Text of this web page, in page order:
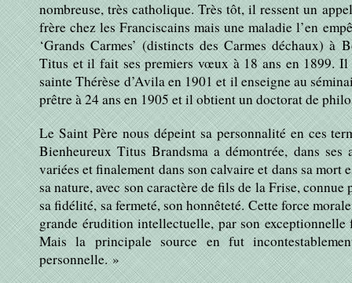
nombreuse, très catholique. Très tôt, il ressent un
frère chez les Franciscains mais une maladie l’en
‘Grands Carmes’ (distincts des Carmes déchaux)
Titus et il fait ses premiers vœux à 18 ans en 1899.
sainte Thérèse d’Avila en 1901 et il enseigne au
prêtre à 24 ans en 1905 et il obtient un doctorat de
Le Saint Père nous dépeint sa personnalité en ces
Bienheureux Titus Brandsma a démontrée, dans ses
variées et finalement dans son calvaire et dans sa mort
sa nature, avec son caractère de fils de la Frise,
sa fidélité, sa fermeté, son honnêteté. Cette force
grande érudition intellectuelle, par son
Mais la principale source en fut
personnelle. »